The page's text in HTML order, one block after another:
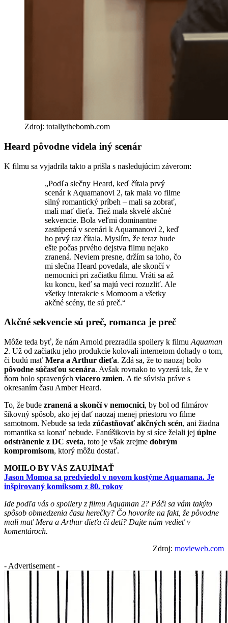
Zdroj: totallythebomb.com
Heard pôvodne videla iný scenár
K filmu sa vyjadrila takto a prišla s nasledujúcim záverom:
„Podľa slečny Heard, keď čítala prvý
scenár k Aquamanovi 2, tak mala vo filme
silný romantický príbeh – mali sa zobrať,
mali mať dieťa. Tiež mala skvelé akčné
sekvencie. Bola veľmi dominantne
zastúpená v scenári k Aquamanovi 2, keď
ho prvý raz čítala. Myslím, že teraz bude
ešte počas prvého dejstva filmu nejako
zranená. Neviem presne, držím sa toho, čo
mi slečna Heard povedala, ale skončí v
nemocnici pri začiatku filmu. Vráti sa až
ku koncu, keď sa majú veci rozuzliť. Ale
všetky interakcie s Momoom a všetky
akčné scény, tie sú preč.“
Akčné sekvencie sú preč, romanca je preč
Môže teda byť, že nám Arnold prezradila spoilery k filmu Aquaman
2. Už od začiatku jeho produkcie kolovali internetom dohady o tom,
či budú mať Mera a Arthur dieťa. Zdá sa, že to naozaj bolo
pôvodne súčasťou scenára. Avšak rovnako to vyzerá tak, že v
ňom bolo spravených viacero zmien. A tie súvisia práve s
okresaním času Amber Heard.
To, že bude zranená a skončí v nemocnici, by bol od filmárov
šikovný spôsob, ako jej dať naozaj menej priestoru vo filme
samotnom. Nebude sa teda zúčastňovať akčných scén, ani žiadna
romantika sa konať nebude. Fanúšikovia by si síce želali jej úplne
odstránenie z DC sveta, toto je však zrejme dobrým
kompromisom, ktorý môžu dostať.
MOHLO BY VÁS ZAUJÍMAŤ
Jason Momoa sa predviedol v novom kostýme Aquamana. Je
inšpirovaný komiksom z 80. rokov
Ide podľa vás o spoilery z filmu Aquaman 2? Páči sa vám takýto
spôsob obmedzenia času herečky? Čo hovoríte na fakt, že pôvodne
mali mať Mera a Arthur dieťa či deti? Dajte nám vedieť v
komentároch.
Zdroj: movieweb.com
- Advertisement -